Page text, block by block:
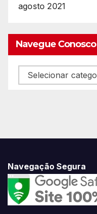
agosto 2021
Navegue Conosco
Navegue
Conosco
Navegação Segura